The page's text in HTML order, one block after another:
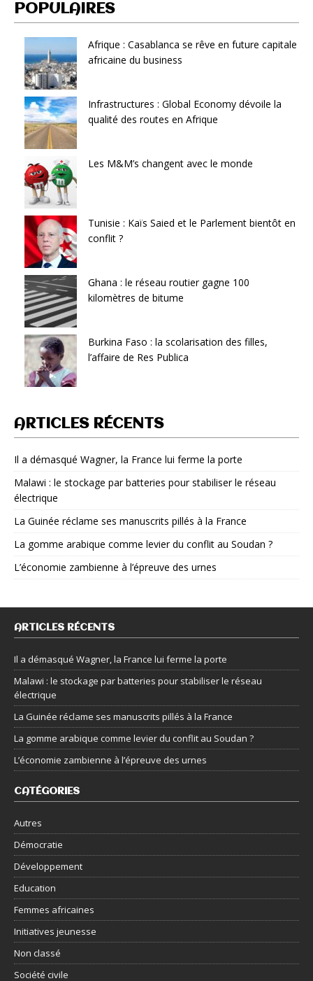
POPULAIRES
Afrique : Casablanca se rêve en future capitale
africaine du business
Infrastructures : Global Economy dévoile la
qualité des routes en Afrique
Les M&M’s changent avec le monde
Tunisie : Kaïs Saied et le Parlement bientôt en
conflit ?
Ghana : le réseau routier gagne 100
kilomètres de bitume
Burkina Faso : la scolarisation des filles,
l’affaire de Res Publica
ARTICLES RÉCENTS
Il a démasqué Wagner, la France lui ferme la porte
Malawi : le stockage par batteries pour stabiliser le réseau
électrique
La Guinée réclame ses manuscrits pillés à la France
La gomme arabique comme levier du conflit au Soudan ?
L’économie zambienne à l’épreuve des urnes
ARTICLES RÉCENTS
Il a démasqué Wagner, la France lui ferme la porte
Malawi : le stockage par batteries pour stabiliser le réseau
électrique
La Guinée réclame ses manuscrits pillés à la France
La gomme arabique comme levier du conflit au Soudan ?
L’économie zambienne à l’épreuve des urnes
CATÉGORIES
Autres
Démocratie
Développement
Education
Femmes africaines
Initiatives jeunesse
Non classé
Société civile